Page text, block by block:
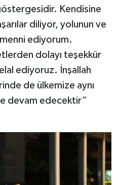
Kendisine
diliyor, yolunun ve
ediyorum.
dolayı teşekkür
ediyoruz. İnşallah
de ülkemize aynı
devam edecektir”